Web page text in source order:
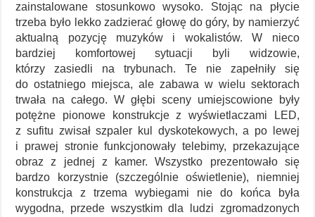
zainstalowane stosunkowo wysoko. Stojąc na płycie
trzeba było lekko zadzierać głowę do góry, by namierzyć
aktualną pozycję muzyków i wokalistów. W nieco
bardziej komfortowej sytuacji byli widzowie,
którzy zasiedli na trybunach. Te nie zapełniły się
do ostatniego miejsca, ale zabawa w wielu sektorach
trwała na całego. W głębi sceny umiejscowione były
potężne pionowe konstrukcje z wyświetlaczami LED,
z sufitu zwisał szpaler kul dyskotekowych, a po lewej
i prawej stronie funkcjonowały telebimy, przekazujące
obraz z jednej z kamer. Wszystko prezentowało się
bardzo korzystnie (szczególnie oświetlenie), niemniej
konstrukcja z trzema wybiegami nie do końca była
wygodna, przede wszystkim dla ludzi zgromadzonych